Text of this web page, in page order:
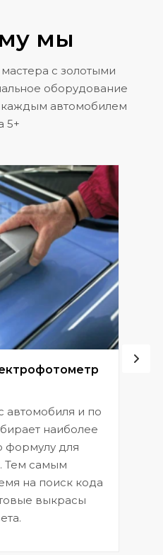
мы
с золотыми
оборудование
каждым автомобилем
5+
автомобиля и по
наиболее
формулу для
Тем самым
на поиск кода
выкрасы